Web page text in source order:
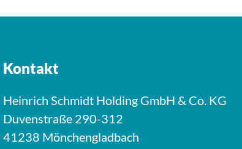
Kontakt
Heinrich Schmidt Holding GmbH & Co. KG
Duvenstraße 290-312
41238 Mönchengladbach